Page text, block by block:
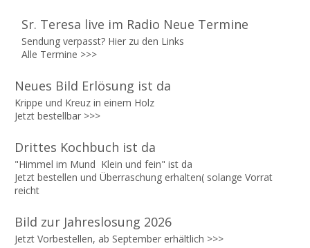
Sr. Teresa live im Radio Neue Termine
Sendung verpasst? Hier zu den Links
Alle Termine >>>
Neues Bild Erlösung ist da
Krippe und Kreuz in einem Holz
Jetzt bestellbar >>>
Drittes Kochbuch ist da
"Himmel im Mund Klein und fein" ist da
Jetzt bestellen und Überraschung erhalten( solange Vorrat
reicht
Bild zur Jahreslosung 2026
Jetzt Vorbestellen, ab September erhältlich >>>